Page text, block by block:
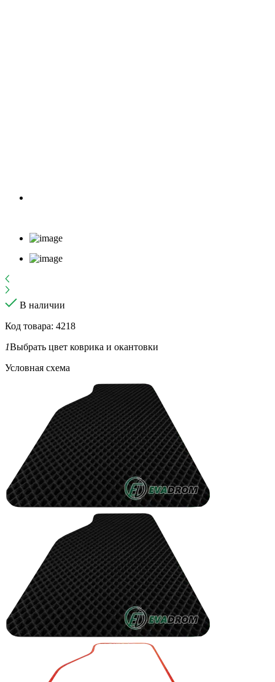
В наличии
Код товара: 4218
1Выбрать цвет коврика и окантовки
Условная схема